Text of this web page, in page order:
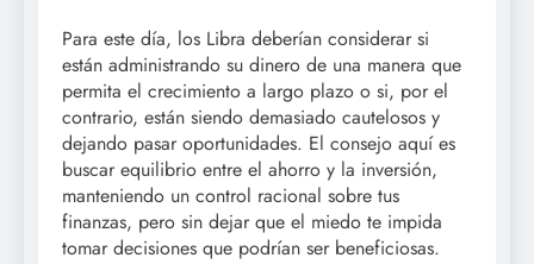
Para este día, los Libra deberían considerar si
están administrando su dinero de una manera que
permita el crecimiento a largo plazo o si, por el
contrario, están siendo demasiado cautelosos y
dejando pasar oportunidades. El consejo aquí es
buscar equilibrio entre el ahorro y la inversión,
manteniendo un control racional sobre tus
finanzas, pero sin dejar que el miedo te impida
tomar decisiones que podrían ser beneficiosas.